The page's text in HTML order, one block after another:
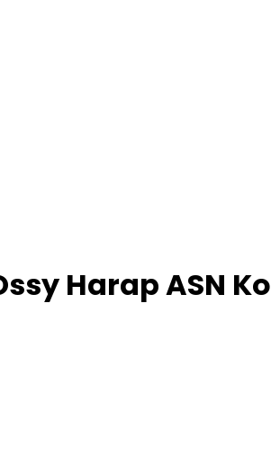
Harap ASN